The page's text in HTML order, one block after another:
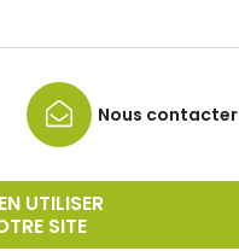
Nous contacter
UTILISER
SITE